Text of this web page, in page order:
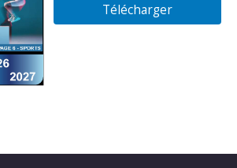
Télécharger